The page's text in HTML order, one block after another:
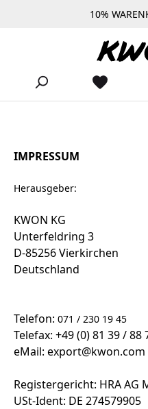
Zum Hauptinhalt springen
10%
IMPRESSUM
Herausgeber:
KWON KG
Unterfeldring 3
D-85256 Vierkirchen
Deutschland
Telefon: 071 / 230 19 45
Telefax: +49 (0) 81 39 / 88
eMail: export@kwon.com
Registergericht: HRA AG
USt-Ident: DE 274579905